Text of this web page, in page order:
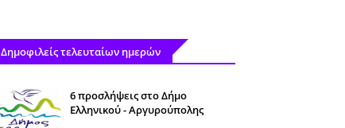
Δημοφιλείς τελευταίων ημερών
6 προσλήψεις στο Δήμο
Ελληνικού - Αργυρούπολης